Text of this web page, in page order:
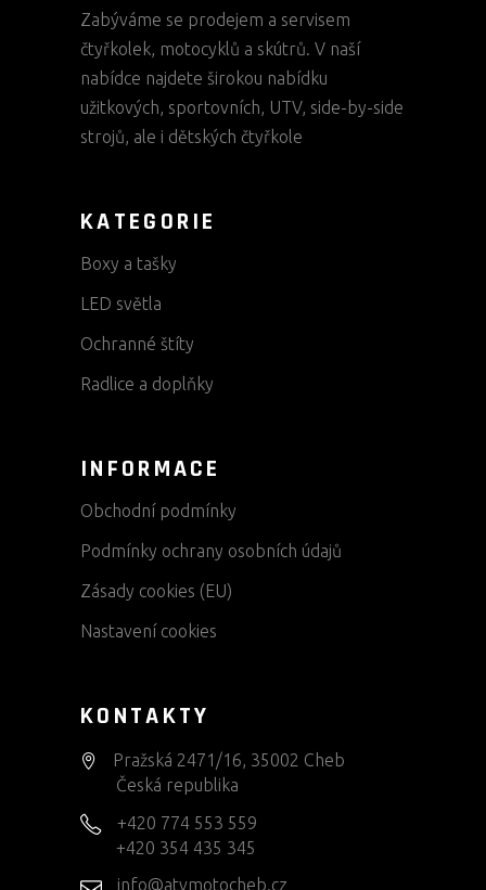
Zabýváme se prodejem a servisem
čtyřkolek, motocyklů a skútrů. V naší
nabídce najdete širokou nabídku
užitkových, sportovních, UTV, side-by-side
strojů, ale i dětských čtyřkole
KATEGORIE
Boxy a tašky
LED světla
Ochranné štíty
Radlice a doplňky
INFORMACE
Obchodní podmínky
Podmínky ochrany osobních údajů
Zásady cookies (EU)
Nastavení cookies
KONTAKTY
Pražská 2471/16, 35002 Cheb
Česká republika
+420 774 553 559
+420 354 435 345
info@atvmotocheb.cz